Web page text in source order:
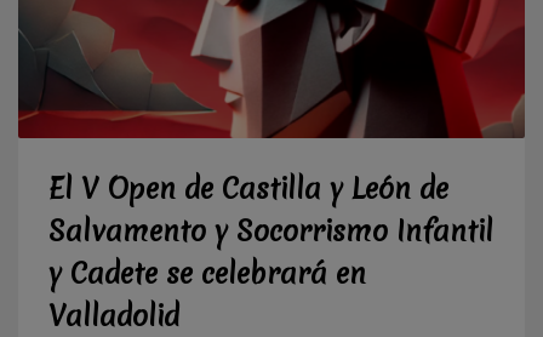
El V Open de Castilla y León de
Salvamento y Socorrismo Infantil
y Cadete se celebrará en
Valladolid